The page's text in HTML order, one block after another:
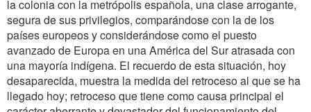
la colonia con la metrópolis española, una clase arrogante,
segura de sus privilegios, comparándose con la de los
países europeos y considerándose como el puesto
avanzado de Europa en una América del Sur atrasada con
una mayoría indígena. El recuerdo de esta situación, hoy
desaparecida, muestra la medida del retroceso al que se ha
llegado hoy; retroceso que tiene como causa principal el